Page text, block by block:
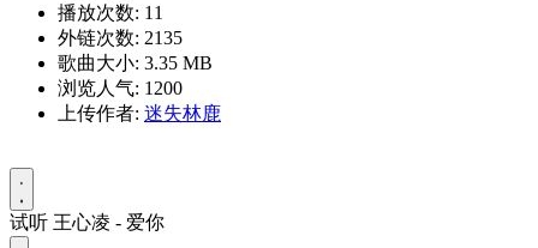
播放次数: 11
外链次数: 2135
歌曲大小: 3.35 MB
浏览人气: 1200
上传作者: 迷失林鹿
试听 王心凌 - 爱你